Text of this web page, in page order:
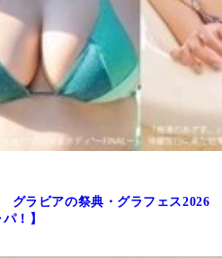
グラビアの祭典・グラフェス2026
！】